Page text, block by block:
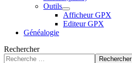
Outils
Afficheur GPX
Editeur GPX
Généalogie
Rechercher
Rechercher